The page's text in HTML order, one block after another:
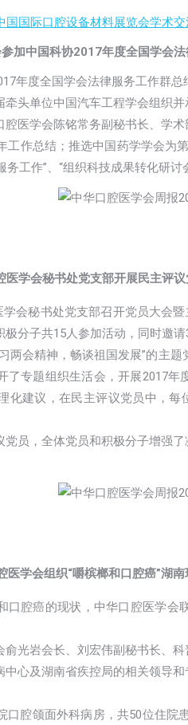
国国际口腔设备材料展览会学术
加中国科协2017年度全国学会
年度全国学会法律服务工作群
头单位中国汽车工程学会组织
医学会陈铭常务副秘书长、学术
工作总结；推选中国药学学会为
工作”、“组织科技成果转化研讨
医学会秘书处党支部开展民主评
会秘书处党支部召开党员大会
分子共15人参加活动，同时邀请
两会精神，畅谈祖国发展”的主
了专题组织生活会，开展2017
化建议，在民主评议党员中，
员，全体党员和积极分子增强
医学会组织“嚼槟榔和口腔癌”湖
口腔癌的现状，中华口腔医学
光岩会长、刘宏伟副秘书长、
心及湖南省疾控局的相关领导
口腔颌面外科病房，共50位住院